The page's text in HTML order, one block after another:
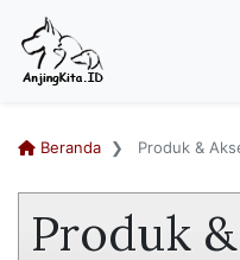
Beranda Produk &
Produk